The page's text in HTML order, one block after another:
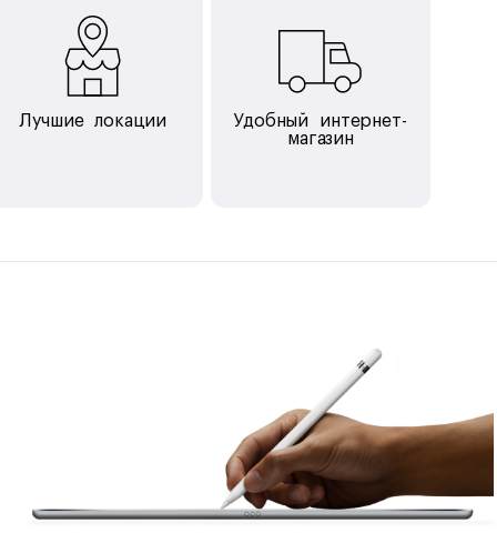
Лучшие локации
Удобный интернет-
магазин